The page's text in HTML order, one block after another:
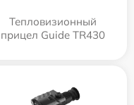
Тепловизионный
прицел Guide TR430